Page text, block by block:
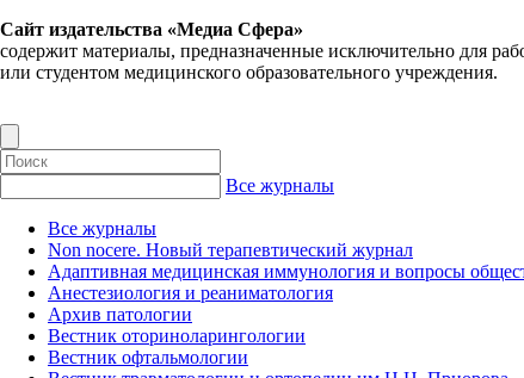
Сайт издательства «Медиа Сфера»
содержит материалы, предназначенные исключительно для
или студентом медицинского образовательного учреждения.
Все журналы
Все журналы
Non nocere. Новый терапевтический журнал
Адаптивная медицинская иммунология и вопросы
Анестезиология и реаниматология
Архив патологии
Вестник оториноларингологии
Вестник офтальмологии